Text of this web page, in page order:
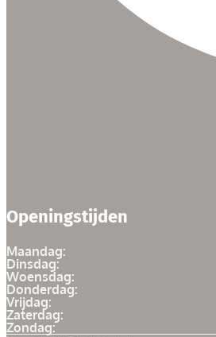
Openingstijden
Maandag:
Dinsdag:
Woensdag:
Donderdag:
Vrijdag:
Zaterdag:
Zondag: